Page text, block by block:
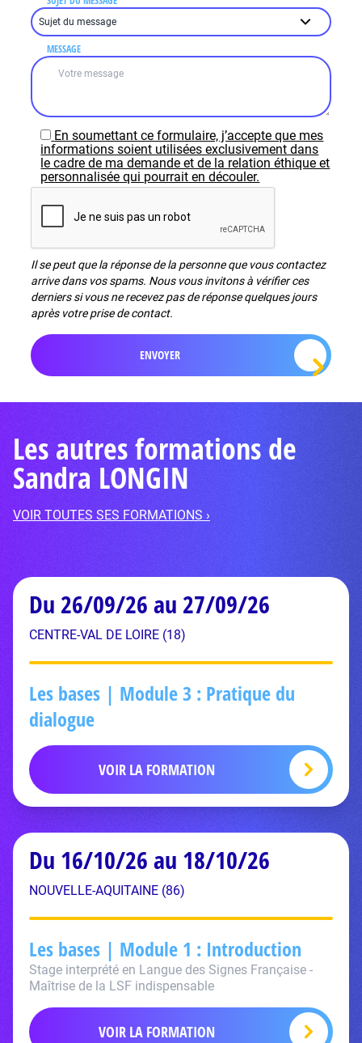
MESSAGE
En soumettant ce formulaire, j’accepte que mes
informations soient utilisées exclusivement dans
le cadre de ma demande et de la relation éthique et
personnalisée qui pourrait en découler.
Il se peut que la réponse de la personne que vous contactez
arrive dans vos spams. Nous vous invitons à vérifier ces
derniers si vous ne recevez pas de réponse quelques jours
après votre prise de contact.
Les autres formations de
Sandra LONGIN
VOIR TOUTES SES FORMATIONS ›
Du 26/09/26 au 27/09/26
CENTRE-VAL DE LOIRE (18)
Les bases | Module 3 : Pratique du
dialogue
VOIR LA FORMATION
Du 16/10/26 au 18/10/26
NOUVELLE-AQUITAINE (86)
Les bases | Module 1 : Introduction
Stage interprété en Langue des Signes Française -
Maîtrise de la LSF indispensable
VOIR LA FORMATION